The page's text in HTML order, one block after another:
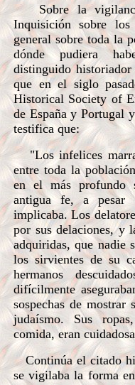
Sobre la
Inquisición sobre
general sobre toda la
dónde pudiera
distinguido
que en el siglo
Historical Society of
de España y Portugal
testifica que:
"Los infelices
entre toda la
en el más profundo
antigua fe, a pesar
implicaba. Los
por sus delaciones, y
adquiridas, que nadie
los sirvientes de su
hermanos
difícilmente
sospechas de mostrar
judaísmo. Sus
comida, eran
Continúa el citado
se vigilaba la forma